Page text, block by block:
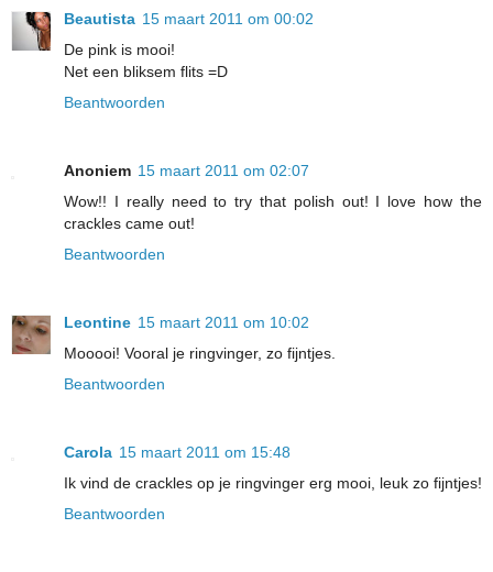
Beautista 15 maart 2011 om 00:02
De pink is mooi!
Net een bliksem flits =D
Beantwoorden
Anoniem 15 maart 2011 om 02:07
Wow!! I really need to try that polish out! I love how the
crackles came out!
Beantwoorden
Leontine 15 maart 2011 om 10:02
Mooooi! Vooral je ringvinger, zo fijntjes.
Beantwoorden
Carola 15 maart 2011 om 15:48
Ik vind de crackles op je ringvinger erg mooi, leuk zo fijntjes!
Beantwoorden